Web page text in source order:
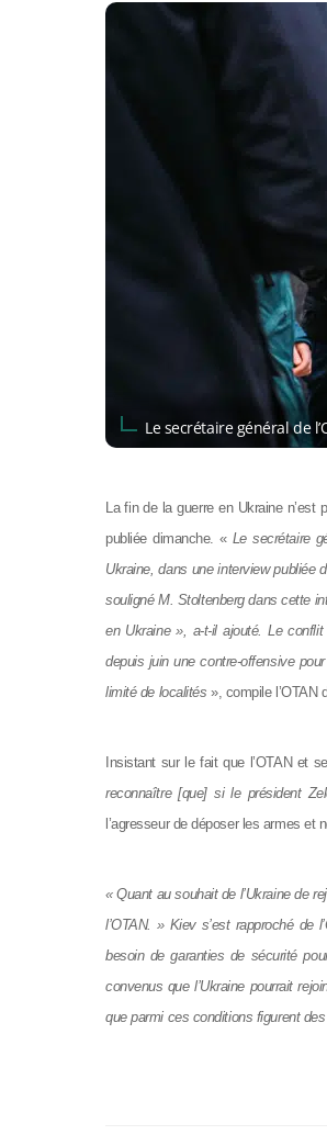
Le secrétaire général de
La fin de la guerre en Ukraine n’est
publiée dimanche. « Le secrétaire
Ukraine, dans une interview publiée
souligné M. Stoltenberg dans cette
en Ukraine », a-t-il ajouté. Le
depuis juin une contre-offensive
limité de localités », compile l’OTAN
Insistant sur le fait que l’OTAN et
reconnaître [que] si le président
l’agresseur de déposer les armes et
« Quant au souhait de l’Ukraine de
l’OTAN. » Kiev s’est rapproché de
besoin de garanties de sécurité
convenus que l’Ukraine pourrait
que parmi ces conditions figurent